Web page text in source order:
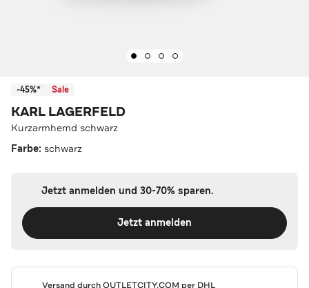
-45%* Sale
KARL LAGERFELD
Kurzarmhemd schwarz
Farbe: schwarz
Jetzt anmelden und 30-70% sparen.
Jetzt anmelden
Versand durchOUTLETCITY.COM per DHL